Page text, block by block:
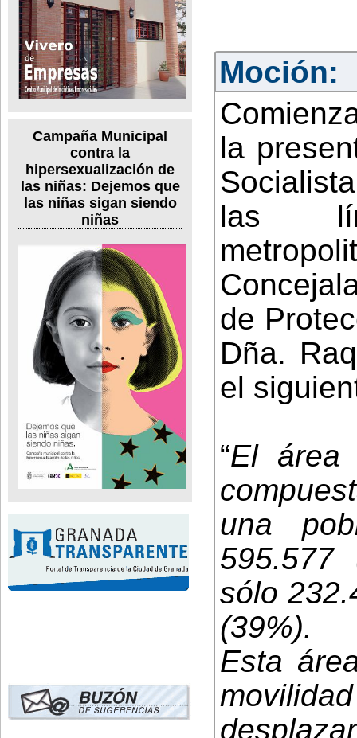
Campaña Municipal
contra la
hipersexualización de
las niñas: Dejemos que
las niñas sigan siendo
niñas
Moción:
la
las
de
Dña.
el
“El área
una
sólo
(39%).
Esta